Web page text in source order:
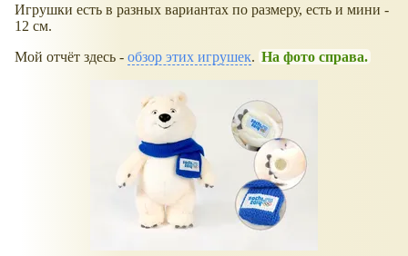
Игрушки есть в разных вариантах по размеру, есть и мини -
12 см.
Мой отчёт здесь - обзор этих игрушек. На фото справа.